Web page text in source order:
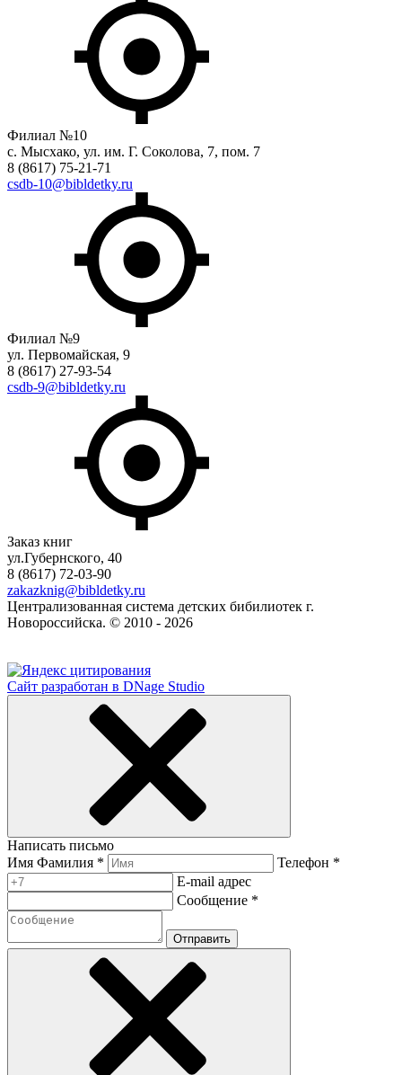
Филиал №10
с. Мысхако, ул. им. Г. Соколова, 7, пом. 7
8 (8617) 75-21-71
csdb-10@bibldetky.ru
Филиал №9
ул. Первомайская, 9
8 (8617) 27-93-54
csdb-9@bibldetky.ru
Заказ книг
ул.Губернского, 40
8 (8617) 72-03-90
zakazknig@bibldetky.ru
Централизованная система детских бибилиотек г.
Новороссийска. © 2010 - 2026
Сайт разработан в DNage Studio
Написать письмо
Имя Фамилия *
Телефон *
E-mail адрес
Сообщение *
Отправить